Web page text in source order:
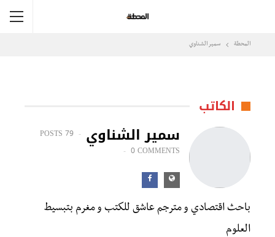
المحطة سمير الشناوي
الكاتب
سمير الشناوي
79 POSTS
0 COMMENTS
باحث اقتصادي و مترجم عاشق للكتب و مغرم بتبسيط
العلوم